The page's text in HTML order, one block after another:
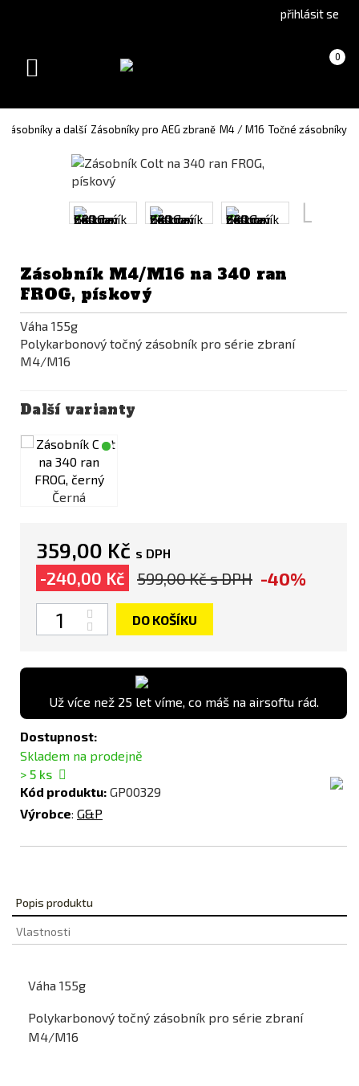
version(Slovak)
přihlásit se
Košík 0
(prázdný)
Toggle
Zásobníky a další Zásobníky pro AEG zbraně M4 / M16 Točné zásobníky
Zásobník M4/M16 na 340 ran
FROG, pískový
Váha 155g
Polykarbonový točný zásobník pro série zbraní
M4/M16
Další varianty
Černá
359,00 Kč s DPH
-240,00 Kč 599,00 Kčs DPH -40%
Počet
DO KOŠÍKU
Už více než 25 let víme, co máš na airsoftu rád.
Dostupnost:
Skladem na prodejně
> 5 ks
Kód produktu: GP00329
Výrobce: G&P
Popis produktu
Vlastnosti
Váha 155g
Polykarbonový točný zásobník pro série zbraní
M4/M16